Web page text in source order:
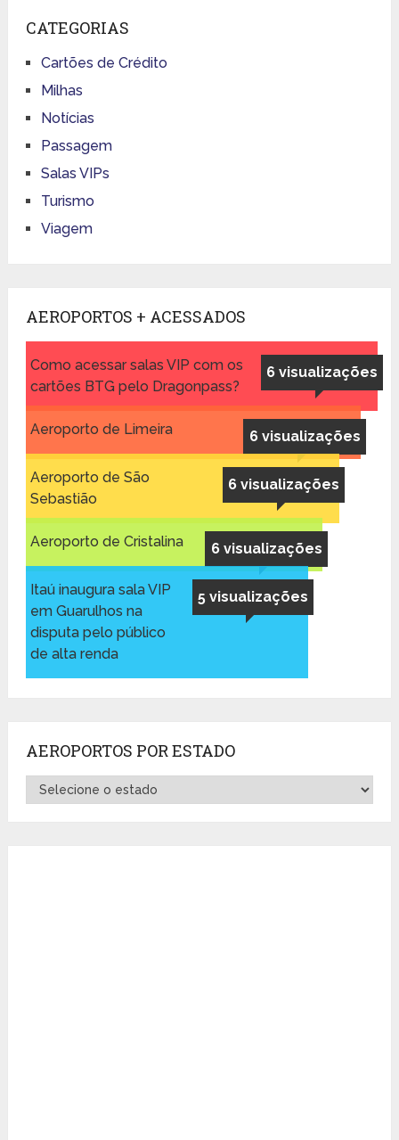
CATEGORIAS
Cartões de Crédito
Milhas
Notícias
Passagem
Salas VIPs
Turismo
Viagem
AEROPORTOS + ACESSADOS
6 visualizações
Como acessar salas VIP com os
cartões BTG pelo Dragonpass?
6 visualizações
Aeroporto de Limeira
6 visualizações
Aeroporto de São
Sebastião
6 visualizações
Aeroporto de Cristalina
5 visualizações
Itaú inaugura sala VIP
em Guarulhos na
disputa pelo público
de alta renda
AEROPORTOS POR ESTADO
Aeroportos
por